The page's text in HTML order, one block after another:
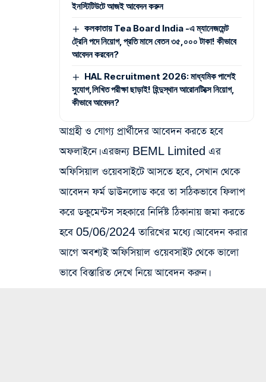
ইনস্টিটিউটে আজই আবেদন করুন
কলকাতায় Tea Board India -এ ম্যানেজমেন্ট
ট্রেনি পদে নিয়োগ, প্রতি মাসে বেতন ৩৫,০০০ টাকা! কীভাবে
আবেদন করবেন?
HAL Recruitment 2026: মাধ্যমিক পাশেই
সুযোগ,লিখিত পরীক্ষা ছাড়াই! হিন্দুস্থান আরোনটিক্সে নিয়োগ,
কীভাবে আবেদন?
আগ্রহী ও যোগ্য প্রার্থীদের আবেদন করতে হবে
অফলাইনে। এরজন্য BEML Limited এর
অফিসিয়াল ওয়েবসাইটে আসতে হবে, সেখান থেকে
আবেদন ফর্ম ডাউনলোড করে তা সঠিকভাবে ফিলাপ
করে ডকুমেন্টস সহকারে নির্দিষ্ট ঠিকানায় জমা করতে
হবে 05/06/2024 তারিখের মধ্যে। আবেদন করার
আগে অবশ্যই অফিসিয়াল ওয়েবসাইট থেকে ভালো
ভাবে বিস্তারিত দেখে নিয়ে আবেদন করুন।